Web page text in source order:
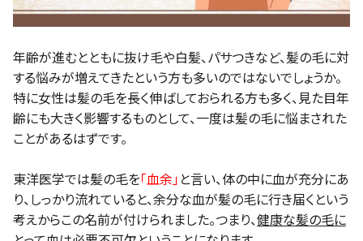
年齢が進むとともに抜け毛や白髪、パサつきなど、髪の毛に対
する悩みが増えてきたという方も多いのではないでしょうか。
特に女性は髪の毛を長く伸ばしておられる方も多く、見た目年
齢にも大きく影響するものとして、一度は髪の毛に悩まされた
ことがあるはずです。
東洋医学では髪の毛を「血余」 と言い、体の中に血が充分にあ
り、しっかり流れていると、余分な血が髪の毛に行き届くという
考えからこの名前が付けられました。つまり、健康な髪の毛に